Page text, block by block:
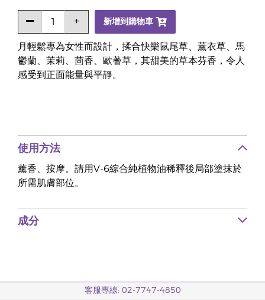
月輕鬆專為女性而設計，揉合快樂鼠尾草、薰衣草、馬
鬱蘭、茉莉、茴香、歐蓍草，其甜美的草本芬香，令人
感受到正面能量與平靜。
新增到購物車
使用方法
薰香、按摩。請用V-6綜合純植物油稀釋後局部塗抹於
所需肌膚部位。
成分
客服專線: 02-7747-4850